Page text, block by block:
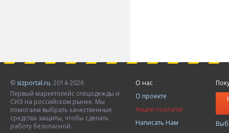
© sizportal.ru, 2014-2026
Первый маркетплейс спецодежды и
СИЗ на российском рынке. Мы
помогаем выбрать качественные
средства защиты, чтобы сделать
работу безопасной.
О нас
О проекте
Акции портала!
Написать Нам